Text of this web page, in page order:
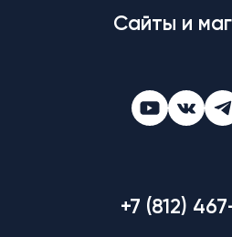
Сайты и
+7 (812)